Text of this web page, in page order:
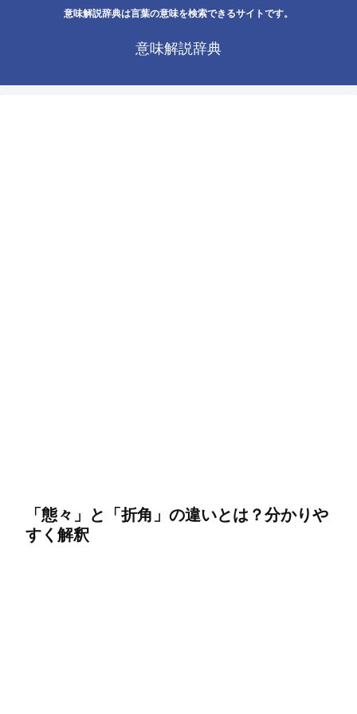
意味解説辞典は言葉の意味を検索できるサイトです。
意味解説辞典
「態々」と「折角」の違いとは？分かりや
すく解釈